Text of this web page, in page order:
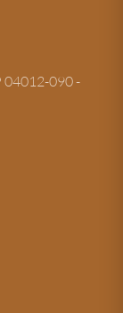
04012-090 -